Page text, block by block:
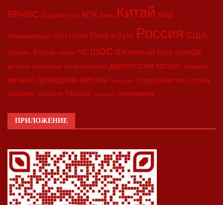
БРИКС Бодрое утро КПК Кино Китай МИД
Минкоммерции ООН ПМЭФ Пояс и путь Россия США
Тайвань Форум Харбин ЧС ШОС Шёлковый путь азиада
встреча выставка гала-концерт двесессии космос медицина
музыка праздник весны синьцзян сотрудничество спутник
тайвань торговля туризм экология экономика
ПРИЛОЖЕНИЕ